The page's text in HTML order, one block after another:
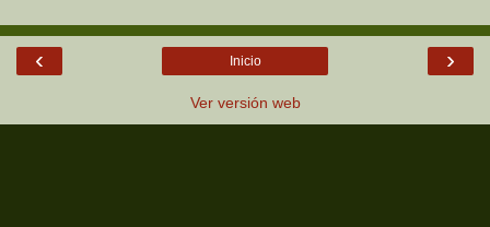
‹ ›
Inicio
Ver versión web